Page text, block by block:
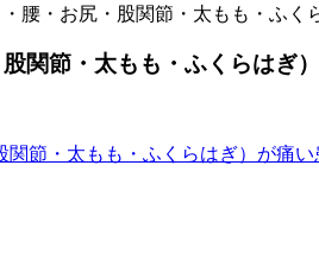
腰・お尻・股関節・太もも・ふく
関節・太もも・ふくらはぎ
節・太もも・ふくらはぎ）が痛い